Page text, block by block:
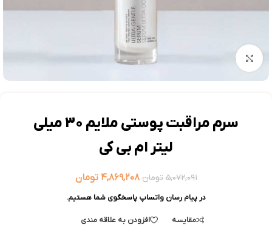
بزرگنمایی تصویر
سرم مراقبت پوستی ملایم 30 میلی
لیتر ام بی کی
۵,۰۷۲,۰۹۱ تومان ۴,۸۶۹,۲۰۸ تومان
در پیام رسان واتساپ پاسخگوی شما هستیم.
مقایسه افزودن به علاقه مندی